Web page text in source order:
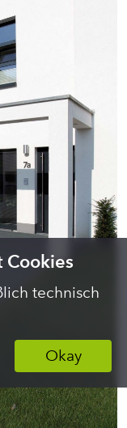
Cookies
technisch
Okay